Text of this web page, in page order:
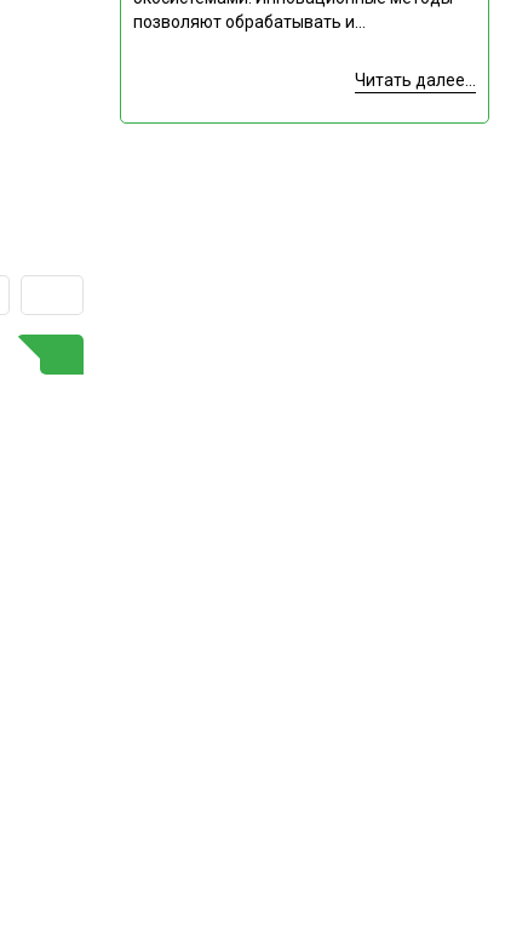
позволяют обрабатывать и...
Читать далее...